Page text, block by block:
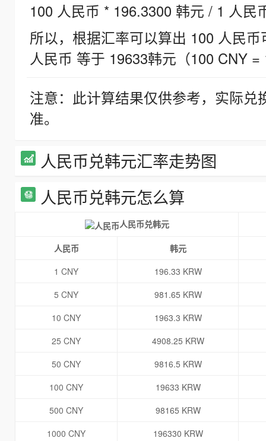
100 人民币 * 196.3300 韩元 / 1 人民
所以，根据汇率可以算出 100 人民
人民币 等于 19633韩元（100 CNY =
注意：此计算结果仅供参考，实际
准。
人民币兑韩元汇率走势图
人民币兑韩元怎么算
人民币兑韩元
人民币
韩元
1 CNY
196.33 KRW
5 CNY
981.65 KRW
10 CNY
1963.3 KRW
25 CNY
4908.25 KRW
50 CNY
9816.5 KRW
100 CNY
19633 KRW
500 CNY
98165 KRW
1000 CNY
196330 KRW